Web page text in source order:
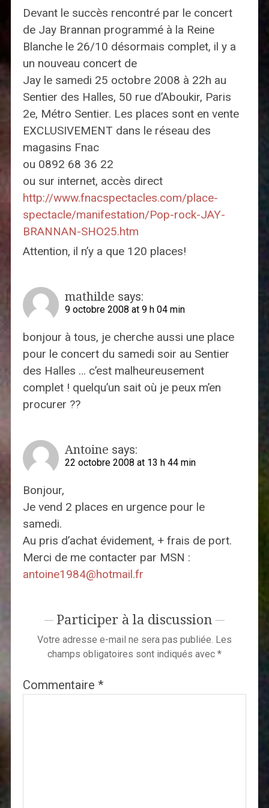
Devant le succès rencontré par le concert
de Jay Brannan programmé à la Reine
Blanche le 26/10 désormais complet, il y a
un nouveau concert de
Jay le samedi 25 octobre 2008 à 22h au
Sentier des Halles, 50 rue d’Aboukir, Paris
2e, Métro Sentier. Les places sont en vente
EXCLUSIVEMENT dans le réseau des
magasins Fnac
ou 0892 68 36 22
ou sur internet, accès direct
http://www.fnacspectacles.com/place-
spectacle/manifestation/Pop-rock-JAY-
BRANNAN-SHO25.htm
Attention, il n’y a que 120 places!
mathilde says:
9 octobre 2008 at 9 h 04 min
bonjour à tous, je cherche aussi une place
pour le concert du samedi soir au Sentier
des Halles … c’est malheureusement
complet ! quelqu’un sait où je peux m’en
procurer ??
Antoine says:
22 octobre 2008 at 13 h 44 min
Bonjour,
Je vend 2 places en urgence pour le
samedi.
Au pris d’achat évidement, + frais de port.
Merci de me contacter par MSN :
antoine1984@hotmail.fr
Participer à la discussion
Votre adresse e-mail ne sera pas publiée. Les
champs obligatoires sont indiqués avec *
Commentaire *